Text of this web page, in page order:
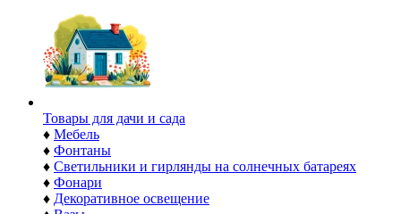
Товары для дачи и сада
♦ Мебель
♦ Фонтаны
♦ Светильники и гирлянды на солнечных батареях
♦ Фонари
♦ Декоративное освещение